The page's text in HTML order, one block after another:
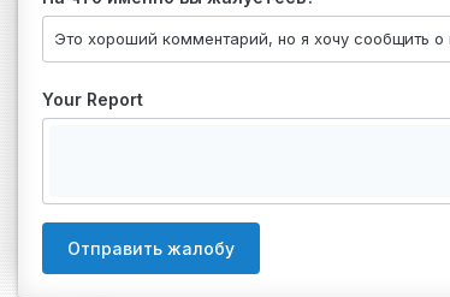
Your Report
Отправить жалобу